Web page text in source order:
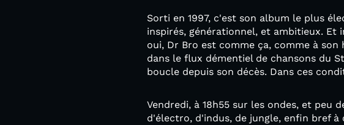
Sorti en 1997, c'est son album le plus
inspirés, générationnel, et ambitieux. Et
oui, Dr Bro est comme ça, comme à
dans le flux démentiel de chansons du
boucle depuis son décès. Dans ces
Vendredi, à 18h55 sur les ondes, et peu
d'électro, d'indus, de jungle, enfin bref à